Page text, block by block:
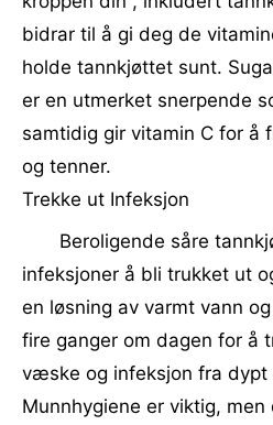
bidrar til å gi deg de
holde tannkjøttet sunt.
er en utmerket snerpende
samtidig gir vitamin C for å
og tenner.
Trekke ut Infeksjon
Beroligende såre
infeksjoner å bli trukket ut
en løsning av varmt vann
fire ganger om dagen for å
væske og infeksjon fra dypt
Munnhygiene er viktig,